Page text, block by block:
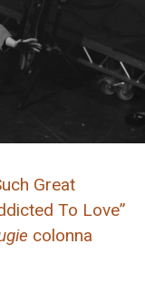
Great
To Love”
colonna